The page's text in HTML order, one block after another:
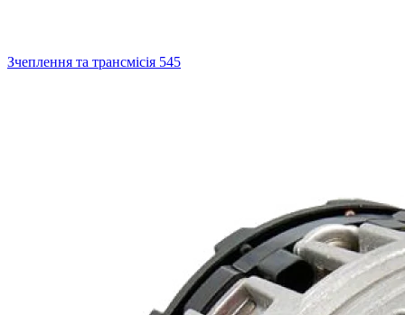
Зчеплення та трансмісія 545